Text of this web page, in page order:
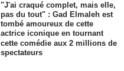
"J'ai craqué complet, mais elle,
pas du tout" : Gad Elmaleh est
tombé amoureux de cette
actrice iconique en tournant
cette comédie aux 2 millions de
spectateurs